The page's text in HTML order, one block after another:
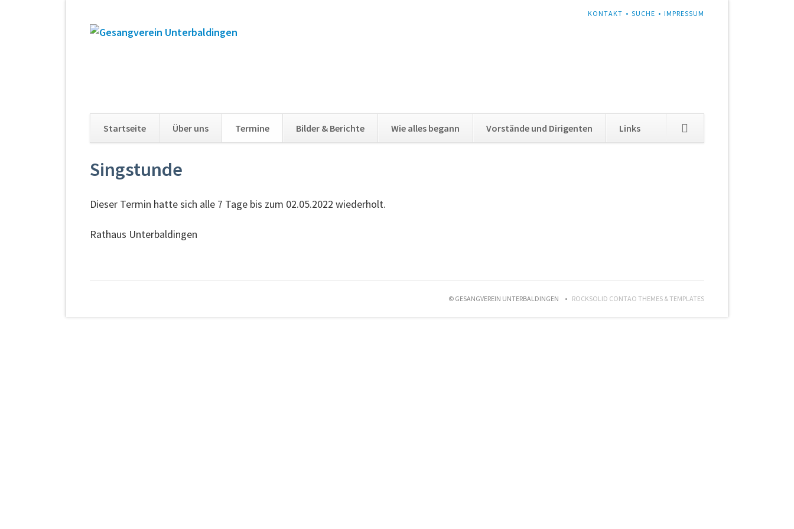
NAVIGATION
KONTAKT SUCHE IMPRESSUM
Navigation
überspringen
Startseite Über uns Termine Bilder & Berichte Wie alles begann Vorstände und Dirigenten Links
überspringen
Singstunde
Dieser Termin hatte sich alle 7 Tage bis zum 02.05.2022 wiederholt.
Rathaus Unterbaldingen
© GESANGVEREIN UNTERBALDINGEN ROCKSOLID CONTAO THEMES & TEMPLATES